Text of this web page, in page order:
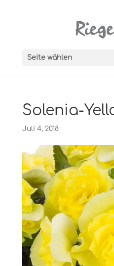
Seite wählen
Solenia-
Juli 4, 2018